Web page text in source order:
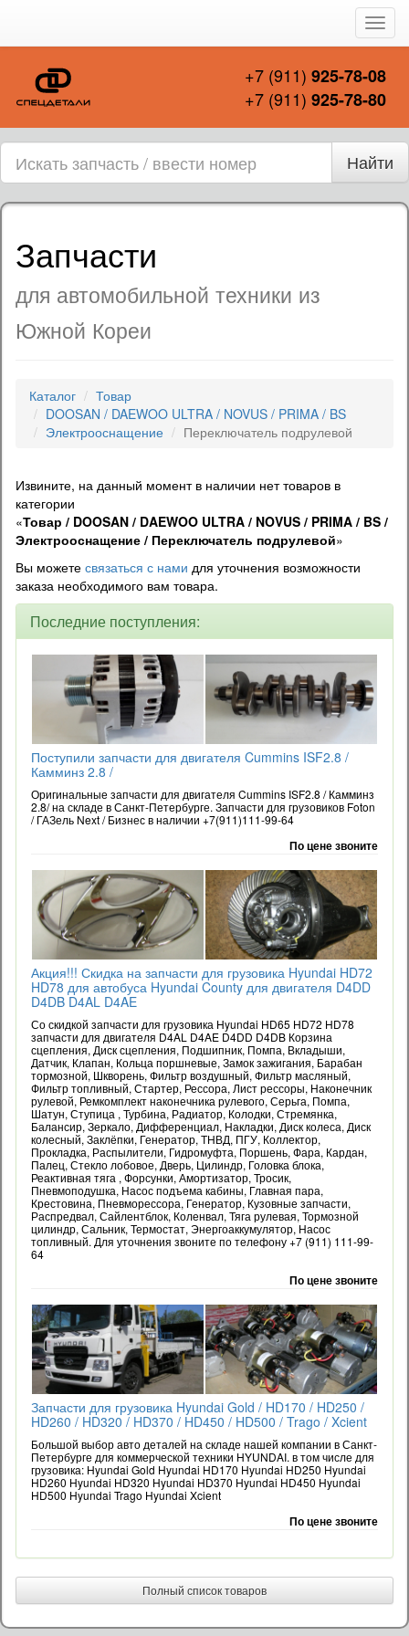
+7 (911) 925-78-08
+7 (911) 925-78-80
Найти
Запчасти
для автомобильной техники из
Южной Кореи
Каталог
Товар
DOOSAN / DAEWOO ULTRA / NOVUS / PRIMA / BS
Электрооснащение
Переключатель подрулевой
Извините, на данный момент в наличии нет товаров в
категории
«Товар / DOOSAN / DAEWOO ULTRA / NOVUS / PRIMA / BS /
Электрооснащение / Переключатель подрулевой»
Вы можете связаться с нами для уточнения возможности
заказа необходимого вам товара.
Последние поступления:
Поступили запчасти для двигателя Cummins ISF2.8 /
Камминз 2.8 /
Оригинальные запчасти для двигателя Cummins ISF2.8 / Камминз
2.8/ на складе в Санкт-Петербурге. Запчасти для грузовиков Foton
/ ГАЗель Next / Бизнес в наличии +7(911)111-99-64
По цене звоните
Акция!!! Скидка на запчасти для грузовика Hyundai HD72
HD78 для автобуса Hyundai County для двигателя D4DD
D4DB D4AL D4AE
Со скидкой запчасти для грузовика Hyundai HD65 HD72 HD78
запчасти для двигателя D4AL D4AE D4DD D4DB Корзина
сцепления, Диск сцепления, Подшипник, Помпа, Вкладыши,
Датчик, Клапан, Кольца поршневые, Замок зажигания, Барабан
тормозной, Шкворень, Фильтр воздушный, Фильтр масляный,
Фильтр топливный, Стартер, Рессора, Лист рессоры, Наконечник
рулевой, Ремкомплект наконечника рулевого, Серьга, Помпа,
Шатун, Ступица , Турбина, Радиатор, Колодки, Стремянка,
Балансир, Зеркало, Дифференциал, Накладки, Диск колеса, Диск
колесный, Заклёпки, Генератор, ТНВД, ПГУ, Коллектор,
Прокладка, Распылители, Гидромуфта, Поршень, Фара, Кардан,
Палец, Стекло лобовое, Дверь, Цилиндр, Головка блока,
Реактивная тяга , Форсунки, Амортизатор, Тросик,
Пневмоподушка, Насос подъема кабины, Главная пара,
Крестовина, Пневморессора, Генератор, Кузовные запчасти,
Распредвал, Сайлентблок, Коленвал, Тяга рулевая, Тормозной
цилиндр, Сальник, Термостат, Энергоаккумулятор, Насос
топливный. Для уточнения звоните по телефону +7 (911) 111-99-
64
По цене звоните
Запчасти для грузовика Hyundai Gold / HD170 / HD250 /
HD260 / HD320 / HD370 / HD450 / HD500 / Trago / Xcient
Большой выбор авто деталей на складе нашей компании в Санкт-
Петербурге для коммерческой техники HYUNDAI. в том числе для
грузовика: Hyundai Gold Hyundai HD170 Hyundai HD250 Hyundai
HD260 Hyundai HD320 Hyundai HD370 Hyundai HD450 Hyundai
HD500 Hyundai Trago Hyundai Xcient
По цене звоните
Полный список товаров